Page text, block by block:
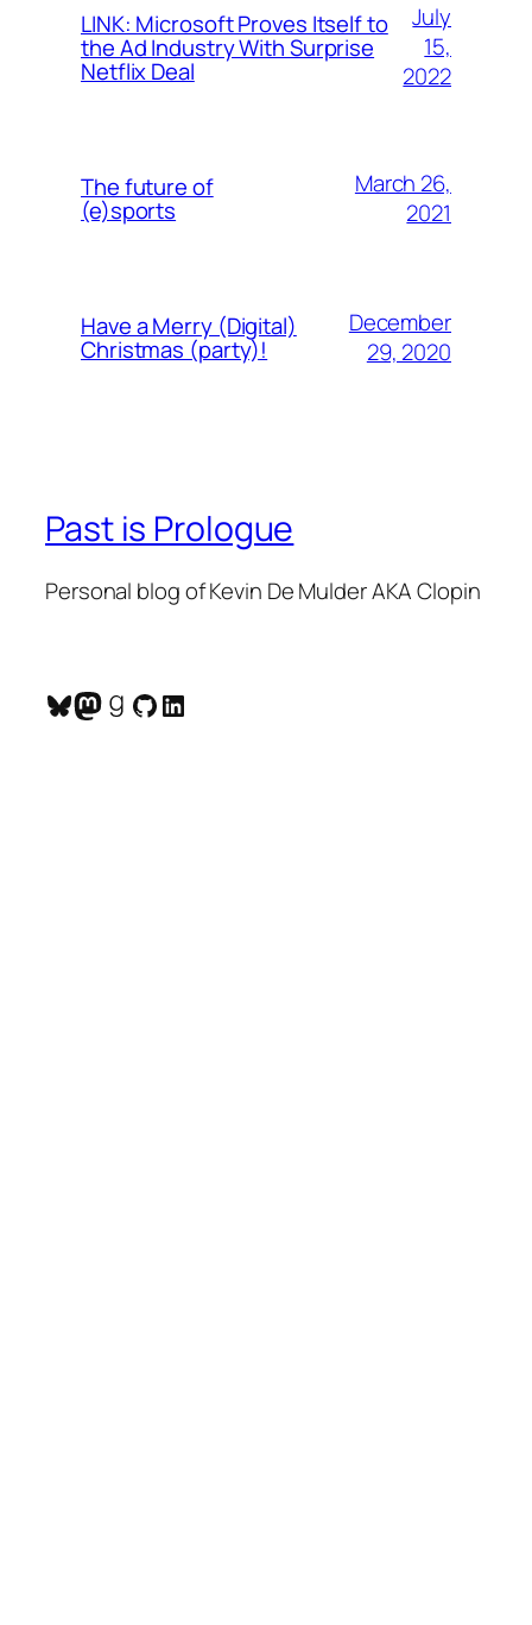
LINK: Microsoft Proves Itself to
the Ad Industry With Surprise
Netflix Deal
July
15,
2022
The future of
(e)sports
March 26,
2021
Have a Merry (Digital)
Christmas (party)!
December
29, 2020
Past is Prologue
Personal blog of Kevin De Mulder AKA Clopin
Bluesky
Mastodon
Goodreads
GitHub
LinkedIn